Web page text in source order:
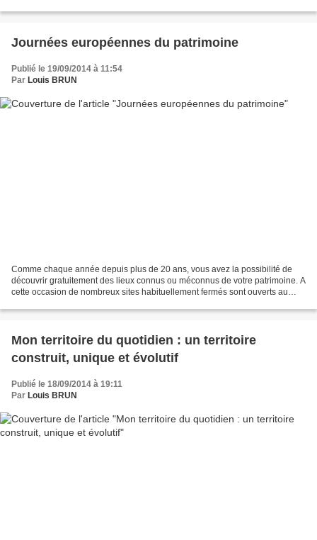
Journées européennes du patrimoine
Publié le 19/09/2014 à 11:54
Par Louis BRUN
Comme chaque année depuis plus de 20 ans, vous avez la possibilité de
découvrir gratuitement des lieux connus ou méconnus de votre patrimoine. A
cette occasion de nombreux sites habituellement fermés sont ouverts au
Mon territoire du quotidien : un territoire
construit, unique et évolutif
Publié le 18/09/2014 à 19:11
Par Louis BRUN